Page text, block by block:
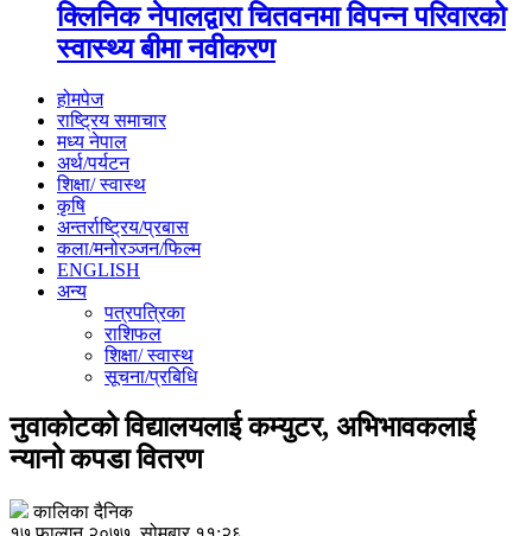
क्लिनिक नेपालद्वारा चितवनमा विपन्न परिवारको
स्वास्थ्य बीमा नवीकरण
होमपेज
राष्ट्रिय समाचार
मध्य नेपाल
अर्थ/पर्यटन
शिक्षा/ स्वास्थ
कृषि
अन्तर्राष्ट्रिय/प्रबास
कला/मनोरञ्जन/फिल्म
ENGLISH
अन्य
पत्रपत्रिका
राशिफल
शिक्षा/ स्वास्थ
सूचना/प्रबिधि
नुवाकोटको विद्यालयलाई कम्युटर, अभिभावकलाई
न्यानो कपडा वितरण
कालिका दैनिक